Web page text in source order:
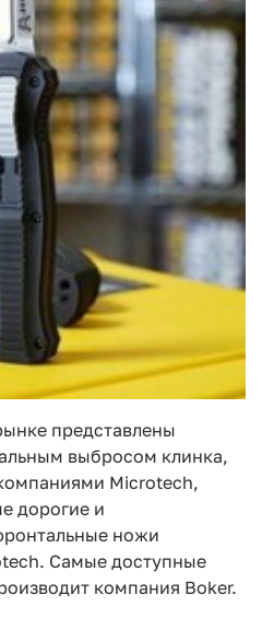
представлены
выбросом клинка,
Microtech,
дорогие и
ножи
Самые доступные
компания Boker.